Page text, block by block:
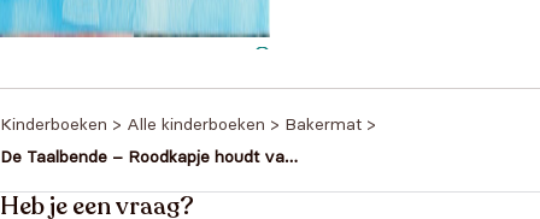
Kinderboeken > Alle kinderboeken > Bakermat >
De Taalbende – Roodkapje houdt van
Heb je een vraag?